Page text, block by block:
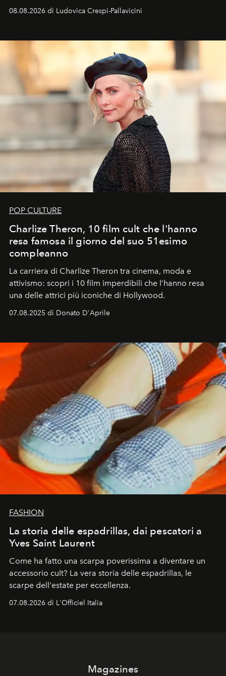
favorevole della Luna nuova in Leone del 12 agosto,
ideale per la notte delle Perseidi.
08.08.2026 di Ludovica Crespi-Pallavicini
POP CULTURE
Charlize Theron, 10 film cult che l'hanno
resa famosa il giorno del suo 51esimo
compleanno
La carriera di Charlize Theron tra cinema, moda e
attivismo: scopri i 10 film imperdibili che l’hanno resa
una delle attrici più iconiche di Hollywood.
07.08.2025 di Donato D'Aprile
FASHION
La storia delle espadrillas, dai pescatori a
Yves Saint Laurent
Come ha fatto una scarpa poverissima a diventare un
accessorio cult? La vera storia delle espadrillas, le
scarpe dell'estate per eccellenza.
07.08.2026 di L'Officiel Italia
Magazines